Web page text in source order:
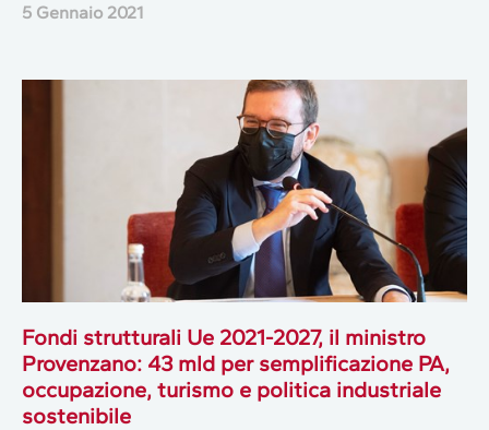
5 Gennaio 2021
Fondi strutturali Ue 2021-2027, il ministro
Provenzano: 43 mld per semplificazione PA,
occupazione, turismo e politica industriale
sostenibile